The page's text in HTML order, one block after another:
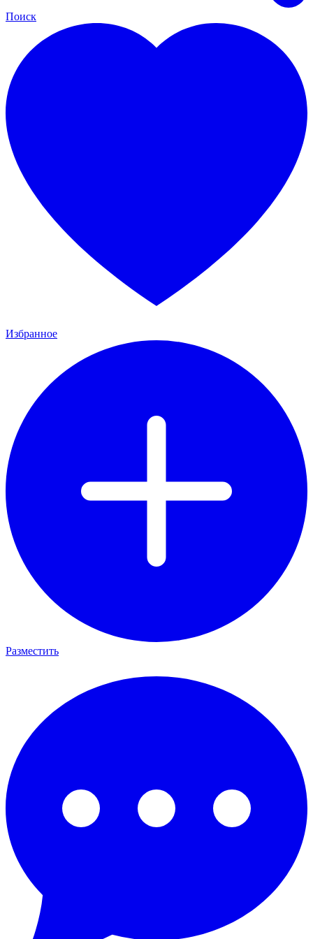
Поиск
Избранное
Разместить